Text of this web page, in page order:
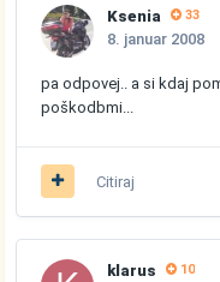
Ksenia 33
8. januar 2008
pa odpovej.. a si kdaj
poškodbmi...
Citiraj
klarus 10